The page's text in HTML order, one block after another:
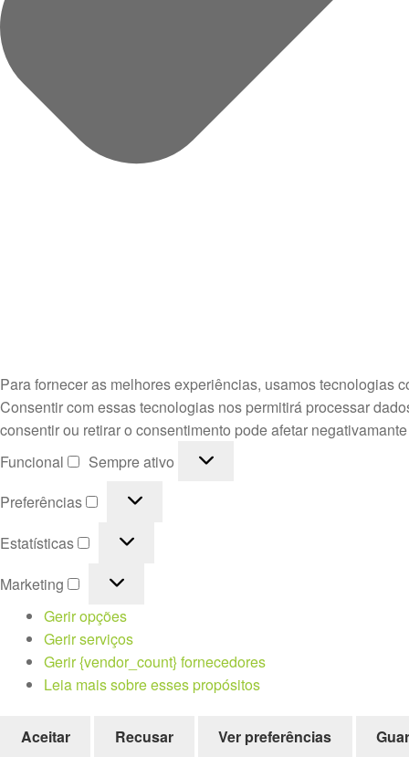
Para fornecer as melhores experiências, usamos tecnologias
Consentir com essas tecnologias nos permitirá processar
consentir ou retirar o consentimento pode afetar
Funcional
Funcional
Sempre ativo
Preferências
Preferências
Estatísticas Estatísticas
Marketing
Marketing
Gerir opções
Gerir serviços
Gerir {vendor_count} fornecedores
Leia mais sobre esses propósitos
Aceitar Recusar Ver preferências